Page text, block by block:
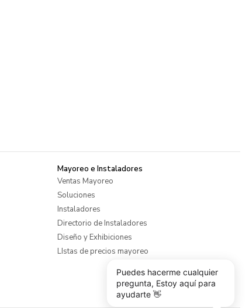
Mayoreo e Instaladores
Ventas Mayoreo
Soluciones
Instaladores
Directorio de Instaladores
Diseño y Exhibiciones
LIstas de precios mayoreo
Puedes hacerme cualquier
pregunta, Estoy aquí para
ayudarte 👋